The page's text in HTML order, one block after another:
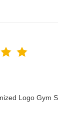
Logo Gym